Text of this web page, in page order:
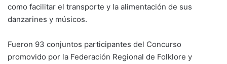
como facilitar el transporte y la alimentación de sus
danzarines y músicos.
Fueron 93 conjuntos participantes del Concurso
promovido por la Federación Regional de Folklore y